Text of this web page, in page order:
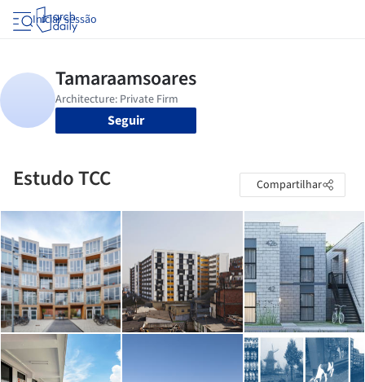
Iniciar sessão
Seguir
Estudo TCC Compartilhar